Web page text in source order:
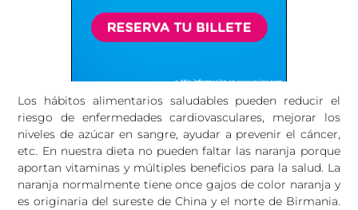
Los hábitos alimentarios saludables pueden reducir el
riesgo de enfermedades cardiovasculares, mejorar los
niveles de azúcar en sangre, ayudar a prevenir el cáncer,
etc. En nuestra dieta no pueden faltar las naranja porque
aportan vitaminas y múltiples beneficios para la salud. La
naranja normalmente tiene once gajos de color naranja y
es originaria del sureste de China y el norte de Birmania.